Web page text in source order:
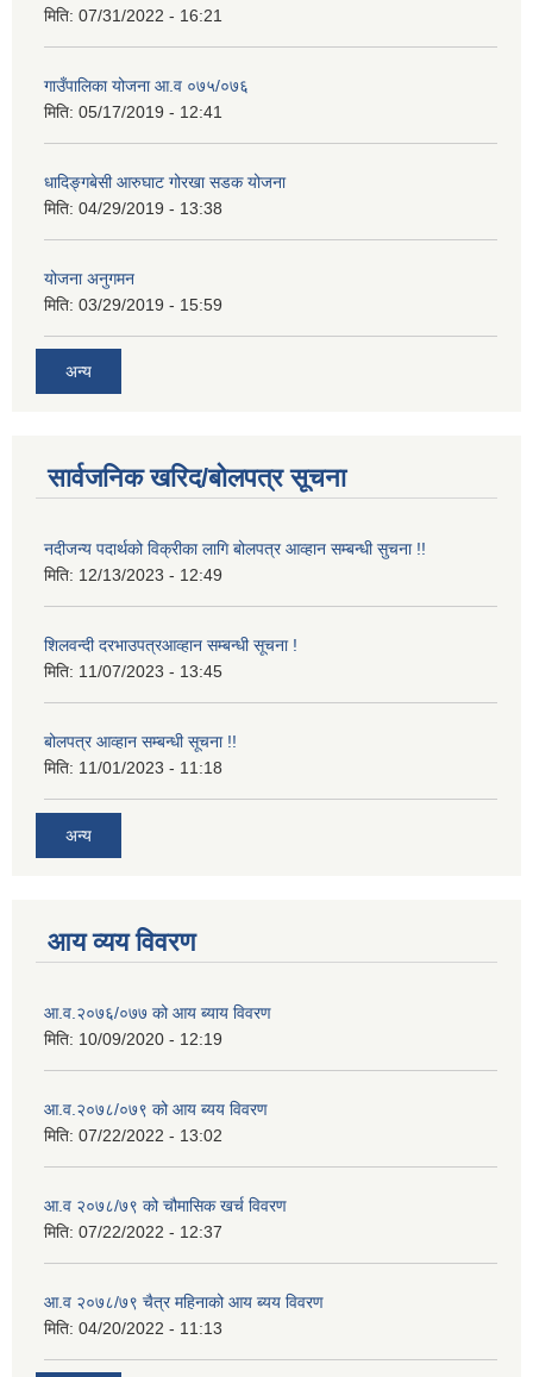
मिति: 07/31/2022 - 16:21
गाउँपालिका योजना आ.व ०७५/०७६
मिति: 05/17/2019 - 12:41
धादिङ्गबेसी आरुघाट गोरखा सडक योजना
मिति: 04/29/2019 - 13:38
योजना अनुगमन
मिति: 03/29/2019 - 15:59
अन्य
सार्वजनिक खरिद/बोलपत्र सूचना
नदीजन्य पदार्थको विक्रीका लागि बोलपत्र आव्हान सम्बन्धी सुचना !!
मिति: 12/13/2023 - 12:49
शिलवन्दी दरभाउपत्रआव्हान सम्बन्धी सूचना !
मिति: 11/07/2023 - 13:45
बोलपत्र आव्हान सम्बन्धी सूचना !!
मिति: 11/01/2023 - 11:18
अन्य
आय व्यय विवरण
आ.व.२०७६/०७७ को आय ब्याय विवरण
मिति: 10/09/2020 - 12:19
आ.व.२०७८/०७९ को आय ब्यय विवरण
मिति: 07/22/2022 - 13:02
आ.व २०७८/७९ को चौमासिक खर्च विवरण
मिति: 07/22/2022 - 12:37
आ.व २०७८/७९ चैत्र महिनाको आय ब्यय विवरण
मिति: 04/20/2022 - 11:13